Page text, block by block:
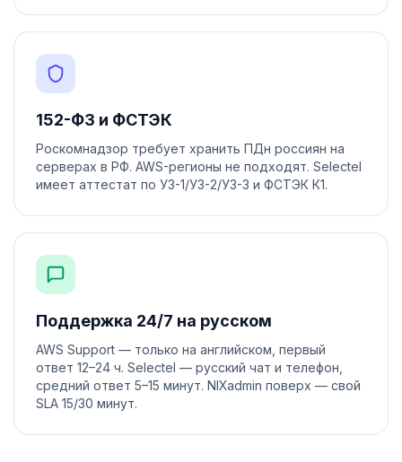
152-ФЗ и ФСТЭК
Роскомнадзор требует хранить ПДн россиян на
серверах в РФ. AWS-регионы не подходят. Selectel
имеет аттестат по УЗ-1/УЗ-2/УЗ-3 и ФСТЭК К1.
Поддержка 24/7 на русском
AWS Support — только на английском, первый
ответ 12–24 ч. Selectel — русский чат и телефон,
средний ответ 5–15 минут. NIXadmin поверх — свой
SLA 15/30 минут.